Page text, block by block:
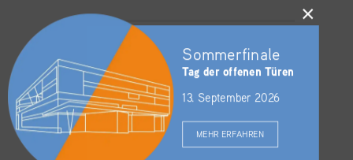
IMEX 2023 – Ein
Sommerfinale
Tag der offenen Türen
13. September 2026
×
MEHR ERFAHREN